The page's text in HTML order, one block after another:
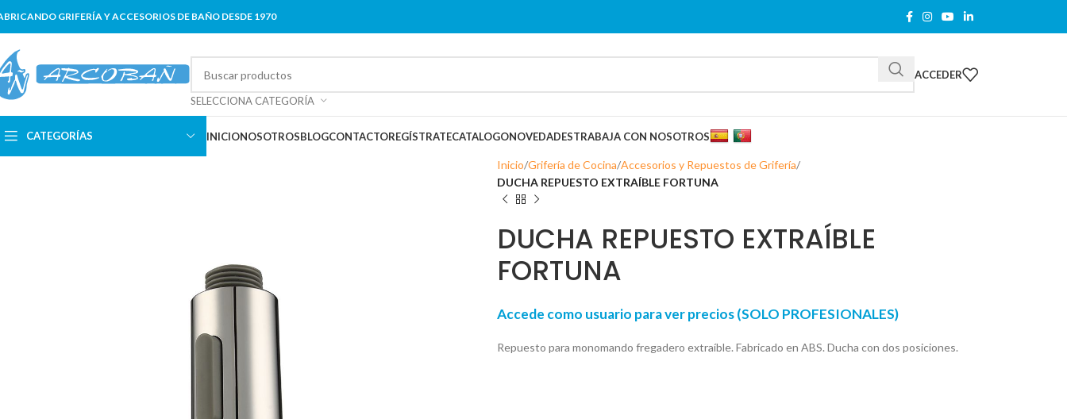
GRIFERÍA Y ACCESORIOS DE BAÑO DESDE 1970
SELECCIONA CATEGORÍA
ACCEDER
CATEGORÍAS INICIONOSOTROSBLOGCONTACTOREGÍSTRATECATALOGONOVEDADESTRABAJA CON NOSOTROS
Inicio Grifería de Cocina Accesorios y Repuestos de Grifería
DUCHA REPUESTO EXTRAÍBLE FORTUNA
DUCHA REPUESTO EXTRAÍBLE
FORTUNA
Accede como usuario para ver precios (SOLO PROFESIONALES)
Repuesto para monomando fregadero extraíble. Fabricado en ABS. Ducha con dos posiciones.